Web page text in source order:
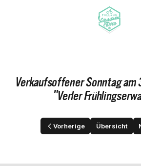
Fulland Vespa-Store
Verkaufsoffener Sonntag am
"Verler
Vorherige Übersicht